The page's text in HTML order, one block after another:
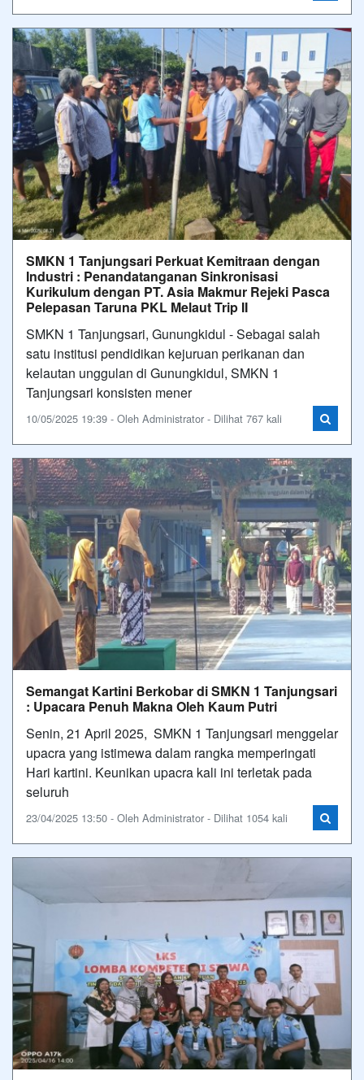
SMKN 1 Tanjungsari Perkuat Kemitraan dengan
Industri : Penandatanganan Sinkronisasi
Kurikulum dengan PT. Asia Makmur Rejeki Pasca
Pelepasan Taruna PKL Melaut Trip II
SMKN 1 Tanjungsari, Gunungkidul - Sebagai salah
satu institusi pendidikan kejuruan perikanan dan
kelautan unggulan di Gunungkidul, SMKN 1
Tanjungsari konsisten mener
10/05/2025 19:39 - Oleh Administrator - Dilihat 767 kali
Semangat Kartini Berkobar di SMKN 1 Tanjungsari
: Upacara Penuh Makna Oleh Kaum Putri
Senin, 21 April 2025, SMKN 1 Tanjungsari menggelar
upacra yang istimewa dalam rangka memperingati
Hari kartini. Keunikan upacra kali ini terletak pada
seluruh
23/04/2025 13:50 - Oleh Administrator - Dilihat 1054 kali